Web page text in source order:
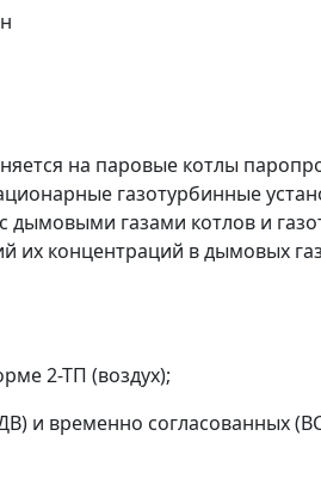
на паровые котлы
газотурбинные
газами котлов и
их концентраций в дымовых
2-ТП (воздух);
и временно согласованных